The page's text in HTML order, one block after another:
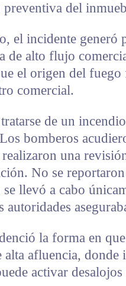
preventiva del
el incidente generó
de alto flujo
el origen del fuego
comercial.
de un
bomberos
una
No se
se llevó a cabo
autoridades
la forma en
alta afluencia,
activar